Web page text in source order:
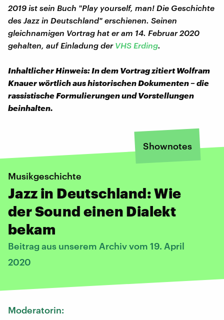
2019 ist sein Buch "Play yourself, man! Die Geschichte
des Jazz in Deutschland" erschienen. Seinen
gleichnamigen Vortrag hat er am 14. Februar 2020
gehalten, auf Einladung der VHS Erding.
Inhaltlicher Hinweis: In dem Vortrag zitiert Wolfram
Knauer wörtlich aus historischen Dokumenten – die
rassistische Formulierungen und Vorstellungen
beinhalten.
Shownotes
Musikgeschichte
Jazz in Deutschland: Wie
der Sound einen Dialekt
bekam
Beitrag aus unserem Archiv vom 19. April
2020
Moderatorin: